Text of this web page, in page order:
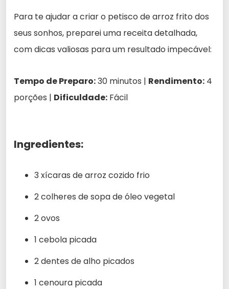
Para te ajudar a criar o petisco de arroz frito dos
seus sonhos, preparei uma receita detalhada,
com dicas valiosas para um resultado impecável:
Tempo de Preparo:30 minutos | Rendimento: 4
porções | Dificuldade: Fácil
Ingredientes:
3 xícaras de arroz cozido frio
2 colheres de sopa de óleo vegetal
2 ovos
1 cebola picada
2 dentes de alho picados
1 cenoura picada